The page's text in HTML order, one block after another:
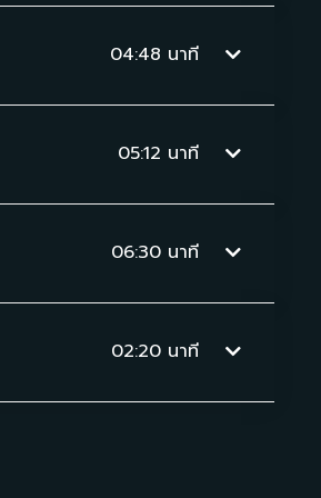
04:48 นาที
05:12 นาที
06:30 นาที
02:20 นาที